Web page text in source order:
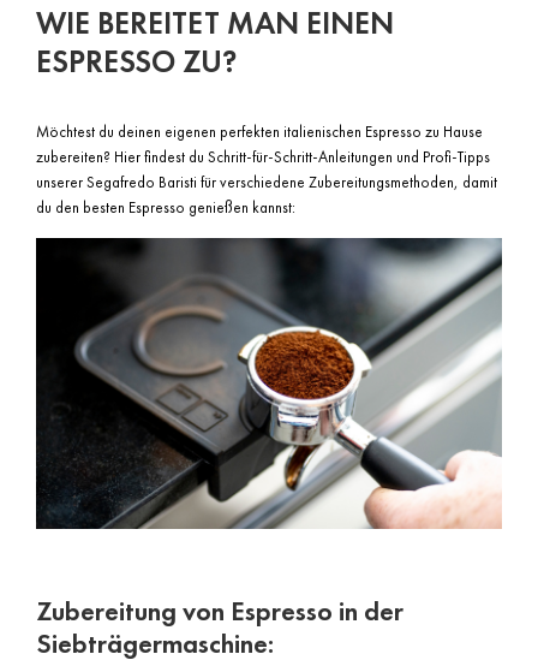
WIE BEREITET MAN EINEN
ESPRESSO ZU?
Möchtest du deinen eigenen perfekten italienischen Espresso zu Hause
zubereiten? Hier findest du Schritt-für-Schritt-Anleitungen und Profi-Tipps
unserer Segafredo Baristi für verschiedene Zubereitungsmethoden, damit
du den besten Espresso genießen kannst:
Zubereitung von Espresso in der
Siebträgermaschine: